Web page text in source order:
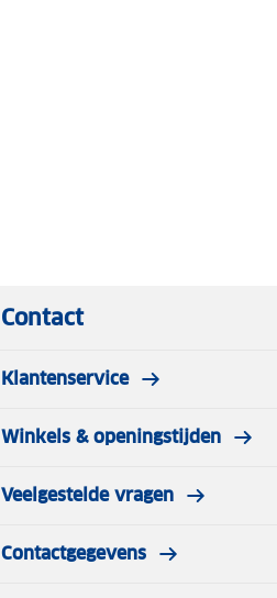
Contact
Klantenservice
Winkels & openingstijden
Veelgestelde vragen
Contactgegevens